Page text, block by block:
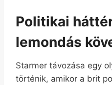
Politikai
lemondás
Starmer távozása egy
történik, amikor a brit